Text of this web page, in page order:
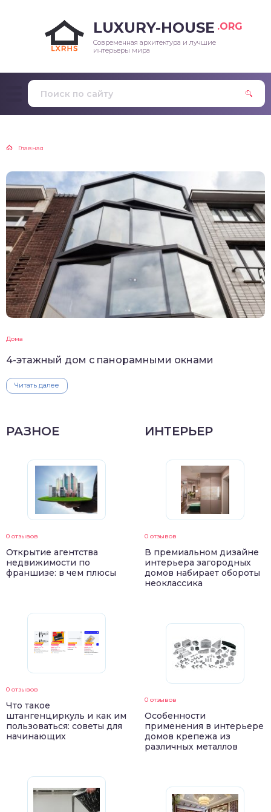
LUXURY-HOUSE .ORG
Современная архитектура и лучшие
интерьеры мира
Главная
Дома
4-этажный дом с панорамными окнами
Читать далее
РАЗНОЕ
0 отзывов
Открытие агентства
недвижимости по
франшизе: в чем плюсы
0 отзывов
Что такое
штангенциркуль и как им
пользоваться: советы для
начинающих
ИНТЕРЬЕР
0 отзывов
В премиальном дизайне
интерьера загородных
домов набирает обороты
неоклассика
0 отзывов
Особенности
применения в интерьере
домов крепежа из
различных металлов